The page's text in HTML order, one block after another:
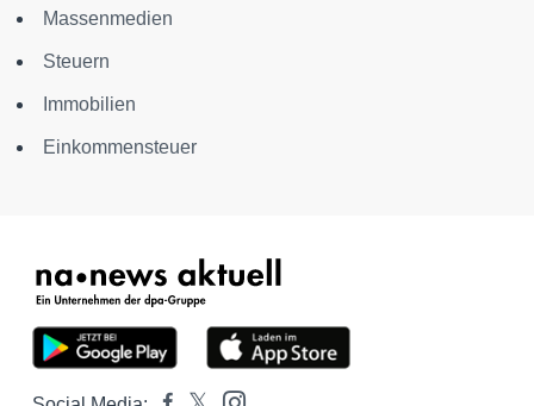
Massenmedien
Steuern
Immobilien
Einkommensteuer